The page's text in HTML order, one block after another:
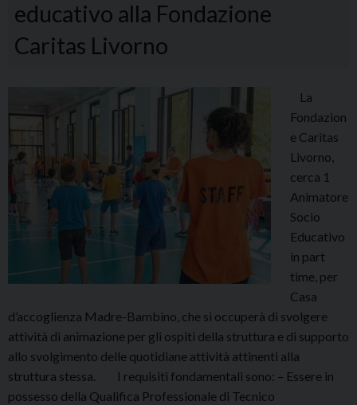
educativo alla Fondazione
Caritas Livorno
La
Fondazion
e Caritas
Livorno,
cerca 1
Animatore
Socio
Educativo
in part
time, per
Casa
d’accoglienza Madre-Bambino, che si occuperà di svolgere
attività di animazione per gli ospiti della struttura e di supporto
allo svolgimento delle quotidiane attività attinenti alla
struttura stessa. I requisiti fondamentali sono: – Essere in
possesso della Qualifica Professionale di Tecnico